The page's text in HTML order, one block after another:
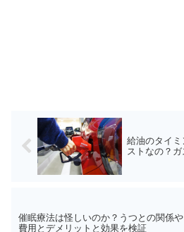
給油のタイ
ストなの？
催眠療法は怪しいのか？うつとの関係や
費用とデメリットと効果を検証